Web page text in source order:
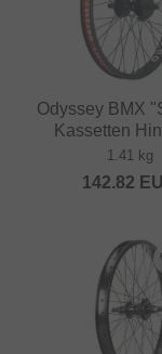
Odyssey BMX
Kassetten
1.41 kg
142.82